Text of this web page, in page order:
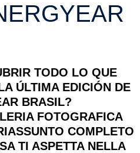
TODO LO QUE
ÚLTIMA EDICIÓN DE
BRASIL?
FOTOGRAFICA
COMPLETO
TI ASPETTA NELLA